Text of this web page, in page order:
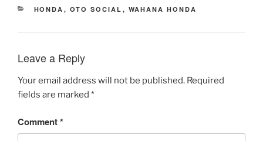
CATEGORIES
HONDA , OTO SOCIAL , WAHANA HONDA
Leave a Reply
Your email address will not be published. Required
fields are marked *
Comment*